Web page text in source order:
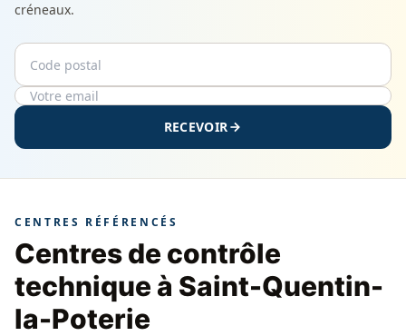
créneaux.
Code postal
Email
RECEVOIR
CENTRES RÉFÉRENCÉS
Centres de contrôle
technique à Saint-Quentin-
la-Poterie